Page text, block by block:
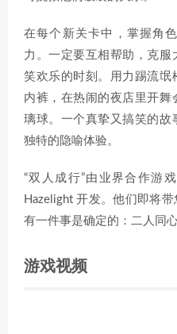
在每个新关卡中，掌握角
力。一定要互相帮助，克服
笑欢乐的时刻。用力踢流氓
内裤，在热闹的夜店里开舞
璃球。一个真挚又搞笑的故
独特的隐喻体验。
“双人成行”由业界合作游
Hazelight 开发。他们即将
有一件事是确定的：二人同
游戏视频